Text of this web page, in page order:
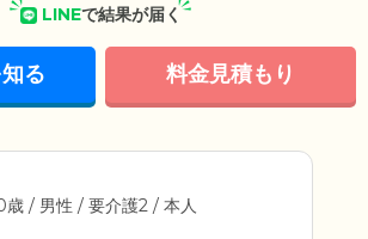
LINEで結果が届く
る 料金見積もり
歳 / 男性 / 要介護2 / 本人